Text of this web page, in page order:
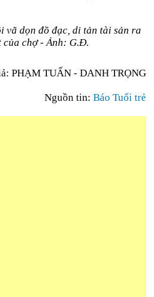
vã dọn đồ đạc, di tản tài sản ra
của chợ - Ảnh: G.Đ.
PHẠM TUẤN - DANH TRỌNG
Nguồn tin: Báo Tuổi trẻ